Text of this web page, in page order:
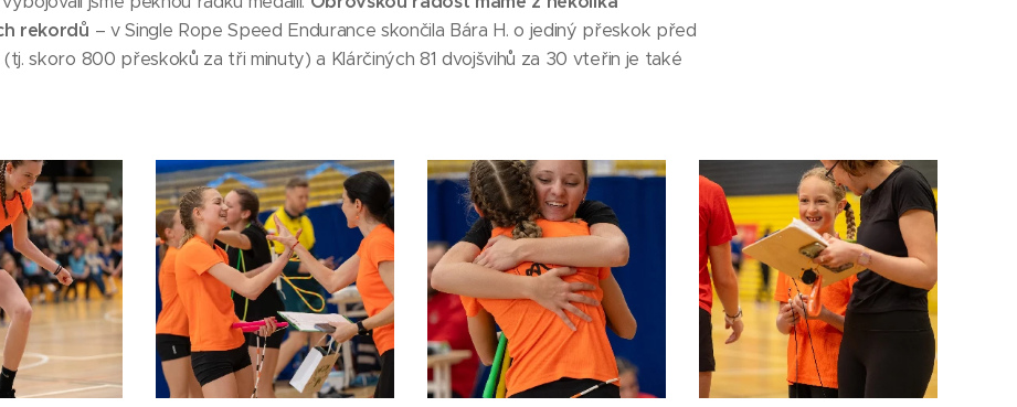
rekordů – v Single Rope Speed Endurance skončila Bára H. o jediný přeskok před
skoro 800 přeskoků za tři minuty) a Klárčiných 81 dvojšvihů za 30 vteřin je také